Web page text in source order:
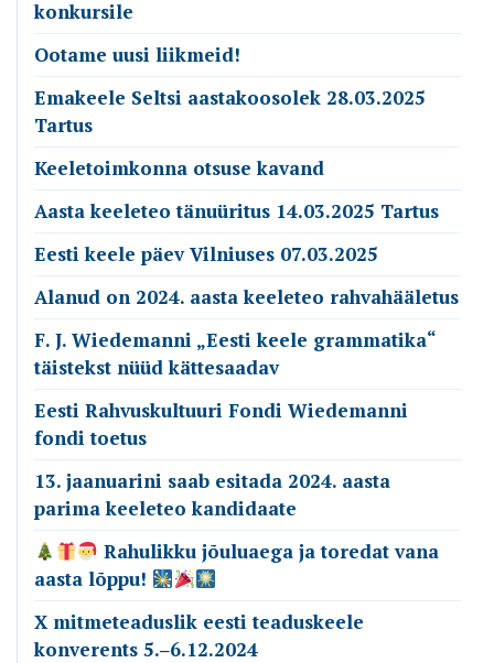
konkursile
Ootame uusi liikmeid!
Emakeele Seltsi aastakoosolek 28.03.2025
Tartus
Keeletoimkonna otsuse kavand
Aasta keeleteo tänuüritus 14.03.2025 Tartus
Eesti keele päev Vilniuses 07.03.2025
Alanud on 2024. aasta keeleteo rahvahääletus
F. J. Wiedemanni „Eesti keele grammatika“
täistekst nüüd kättesaadav
Eesti Rahvuskultuuri Fondi Wiedemanni
fondi toetus
13. jaanuarini saab esitada 2024. aasta
parima keeleteo kandidaate
Rahulikku jõuluaega ja toredat vana
aasta lõppu!
X mitmeteaduslik eesti teaduskeele
konverents 5.‒6.12.2024